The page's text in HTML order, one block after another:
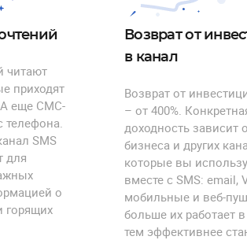
читают
приходят
А еще СМС-
телефона.
SMS
для
о
горящих
Возврат от
в канал
Возврат от
– от 400%.
доходность зависит
бизнеса и других
которые вы
вместе с SMS: email,
мобильные и веб-
больше их работает
тем эффективнее